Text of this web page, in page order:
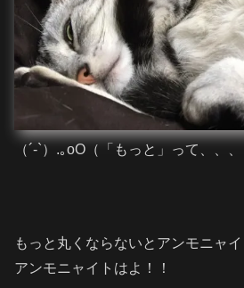
（´-`）.｡oO（「もっと」って、、、
もっと丸くならないとアンモニャ
アンモニャイトはよ！！